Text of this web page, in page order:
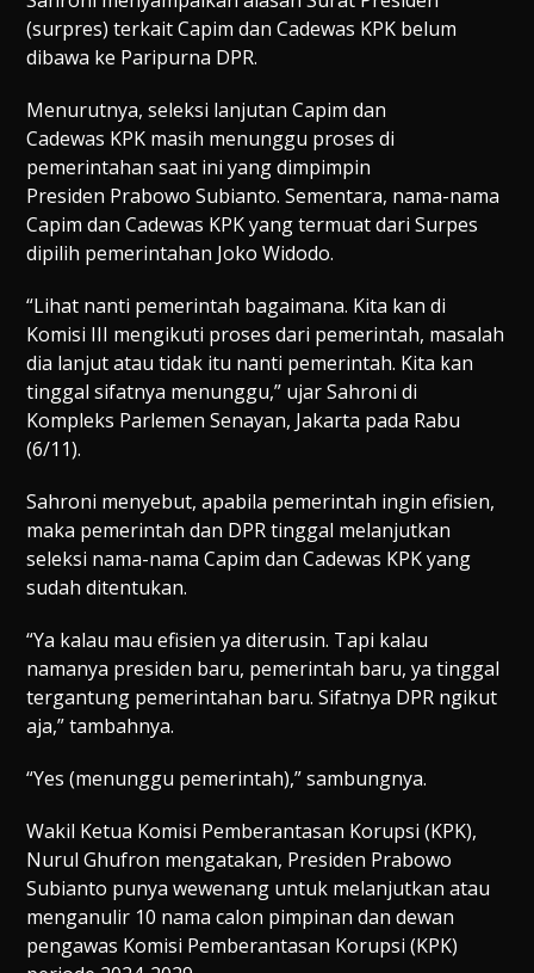
(surpres) terkait Capim dan Cadewas KPK belum
dibawa ke Paripurna DPR.
Menurutnya, seleksi lanjutan Capim dan
Cadewas KPK masih menunggu proses di
pemerintahan saat ini yang dimpimpin
Presiden Prabowo Subianto. Sementara, nama-nama
Capim dan Cadewas KPK yang termuat dari Surpes
dipilih pemerintahan Joko Widodo.
“Lihat nanti pemerintah bagaimana. Kita kan di
Komisi III mengikuti proses dari pemerintah, masalah
dia lanjut atau tidak itu nanti pemerintah. Kita kan
tinggal sifatnya menunggu,” ujar Sahroni di
Kompleks Parlemen Senayan, Jakarta pada Rabu
(6/11).
Sahroni menyebut, apabila pemerintah ingin efisien,
maka pemerintah dan DPR tinggal melanjutkan
seleksi nama-nama Capim dan Cadewas KPK yang
sudah ditentukan.
“Ya kalau mau efisien ya diterusin. Tapi kalau
namanya presiden baru, pemerintah baru, ya tinggal
tergantung pemerintahan baru. Sifatnya DPR ngikut
aja,” tambahnya.
“Yes (menunggu pemerintah),” sambungnya.
Wakil Ketua Komisi Pemberantasan Korupsi (KPK),
Nurul Ghufron mengatakan, Presiden Prabowo
Subianto punya wewenang untuk melanjutkan atau
menganulir 10 nama calon pimpinan dan dewan
pengawas Komisi Pemberantasan Korupsi (KPK)